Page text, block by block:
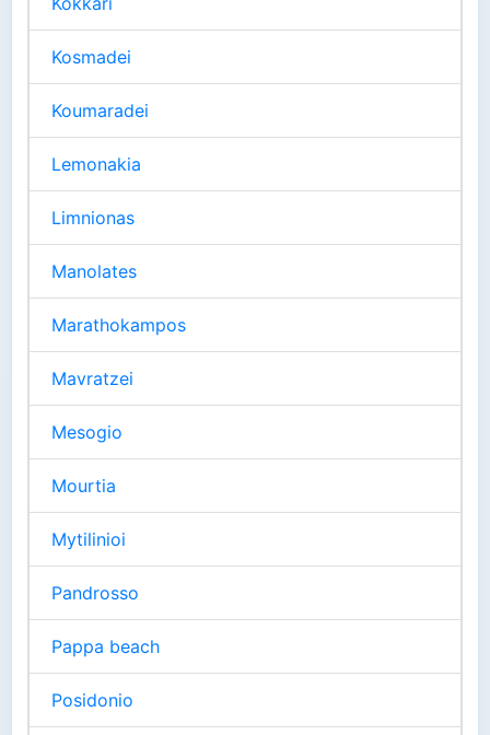
Kosmadei
Koumaradei
Lemonakia
Limnionas
Manolates
Marathokampos
Mavratzei
Mesogio
Mourtia
Mytilinioi
Pandrosso
Pappa beach
Posidonio